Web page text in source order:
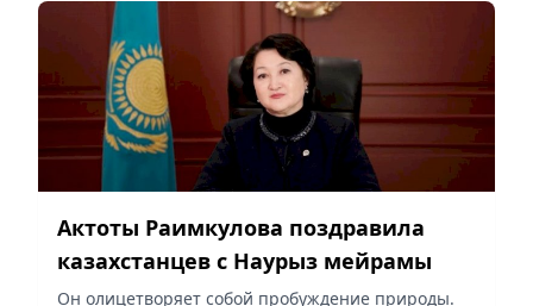
Актоты Раимкулова поздравила
казахстанцев с Наурыз мейрамы
Он олицетворяет собой пробуждение природы.